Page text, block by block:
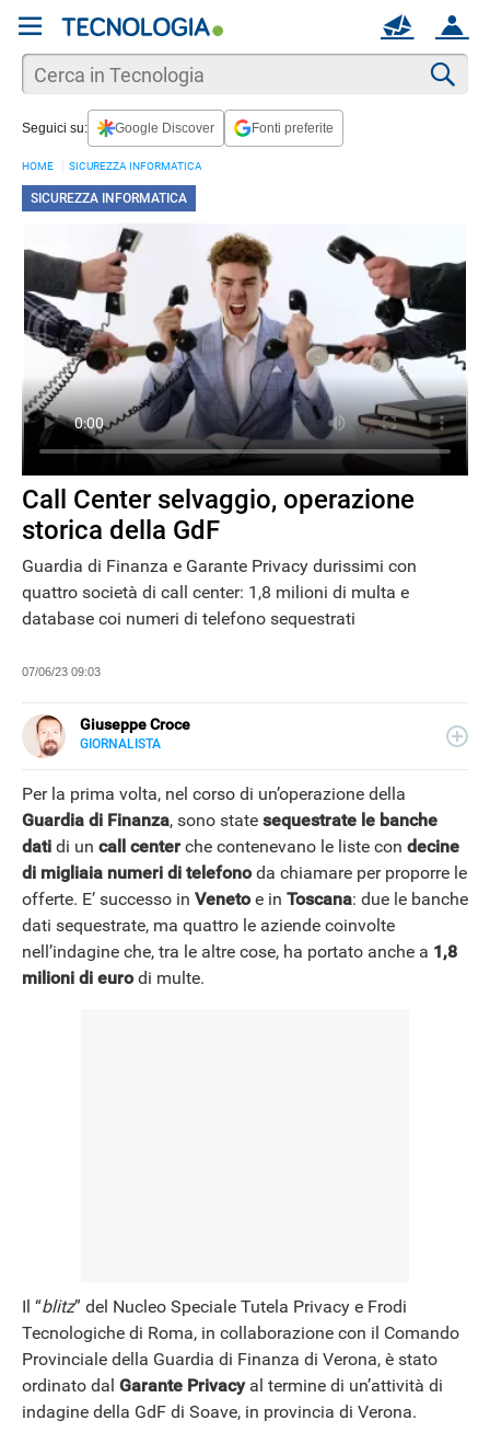
ACCOUNT
MAIL
NEWS
Seguici su: Google Discover Fonti preferite
HOME SICUREZZA INFORMATICA
SICUREZZA INFORMATICA
Call Center selvaggio, operazione
storica della GdF
Guardia di Finanza e Garante Privacy durissimi con
quattro società di call center: 1,8 milioni di multa e
database coi numeri di telefono sequestrati
07/06/23 09:03
Giuseppe Croce
GIORNALISTA
elettronici e nuove tecnologie applicate al mondo
automotive. È entrato in Libero Tecnologia nel 2018.
Per la prima volta, nel corso di un’operazione della
Guardia di Finanza, sono state sequestrate le banche
dati di un call center che contenevano le liste con decine
di migliaia numeri di telefonoda chiamare per proporre le
offerte. E’ successo in Venetoe in Toscana: due le banche
dati sequestrate, ma quattro le aziende coinvolte
nell’indagine che, tra le altre cose, ha portato anche a 1,8
milioni di eurodi multe.
Il “blitz” del Nucleo Speciale Tutela Privacy e Frodi
Tecnologiche di Roma, in collaborazione con il Comando
Provinciale della Guardia di Finanza di Verona, è stato
ordinato dal Garante Privacyal termine di un’attività di
indagine della GdF di Soave, in provincia di Verona.